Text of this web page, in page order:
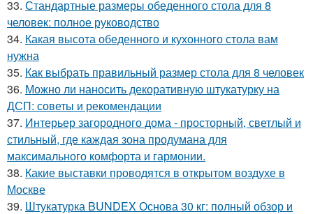
33. Стандартные размеры обеденного стола для 8
человек: полное руководство
34. Какая высота обеденного и кухонного стола вам
нужна
35. Как выбрать правильный размер стола для 8 человек
36. Можно ли наносить декоративную штукатурку на
ДСП: советы и рекомендации
37. Интерьер загородного дома - просторный, светлый и
стильный, где каждая зона продумана для
максимального комфорта и гармонии.
38. Какие выставки проводятся в открытом воздухе в
Москве
39. Штукатурка BUNDEX Основа 30 кг: полный обзор и